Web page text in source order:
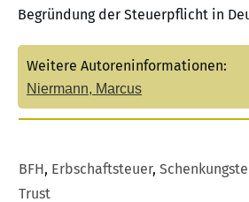
Begründung der Steuerpflicht in
Weitere Autoreninformationen:
Niermann, Marcus
BFH, Erbschaftsteuer,
Trust